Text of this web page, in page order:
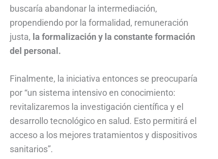
buscaría abandonar la intermediación,
propendiendo por la formalidad, remuneración
justa, la formalización y la constante formación
del personal.
Finalmente, la iniciativa entonces se preocuparía
por “un sistema intensivo en conocimiento:
revitalizaremos la investigación científica y el
desarrollo tecnológico en salud. Esto permitirá el
acceso a los mejores tratamientos y dispositivos
sanitarios”.